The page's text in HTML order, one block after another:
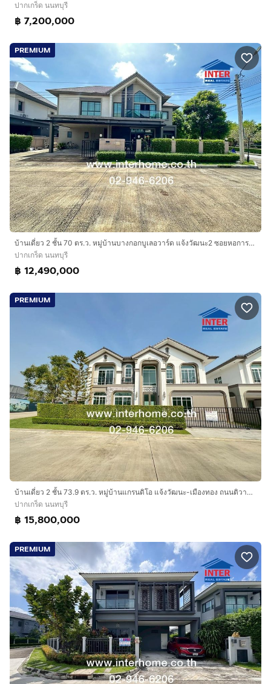
ปากเกร็ด นนทบุรี
฿ 7,200,000
PREMIUM
บ้านเดี่ยว 2 ชั้น 70 ตร.ว. หมู่บ้านบางกอกบูเลอวาร์ด แจ้งวัฒนะ2 ซอยหอการค้าไทย ถนนชัยพฤกษ์ ถนน345 ถนนราชพฤกษ์ ปากเกร็ด นนทบุรี
ปากเกร็ด นนทบุรี
฿ 12,490,000
PREMIUM
บ้านเดี่ยว 2 ชั้น 73.9 ตร.ว. หมู่บ้านแกรนดิโอ แจ้งวัฒนะ-เมืองทอง ถนนติวานนท์ ถนนแจ้งวัฒนะ ปากเกร็ด นนทบุรี
ปากเกร็ด นนทบุรี
฿ 15,800,000
PREMIUM